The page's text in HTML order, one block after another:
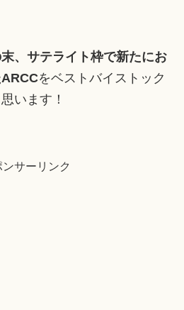
、サテライト枠で新たにお
をベストバイストック
います！
ンサーリンク